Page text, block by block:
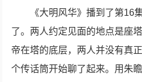
《大明风华》播到了第16
了。两人约定见面的地点是座
帝在塔的底层，两人并没有真
个传话筒开始聊了起来。用朱